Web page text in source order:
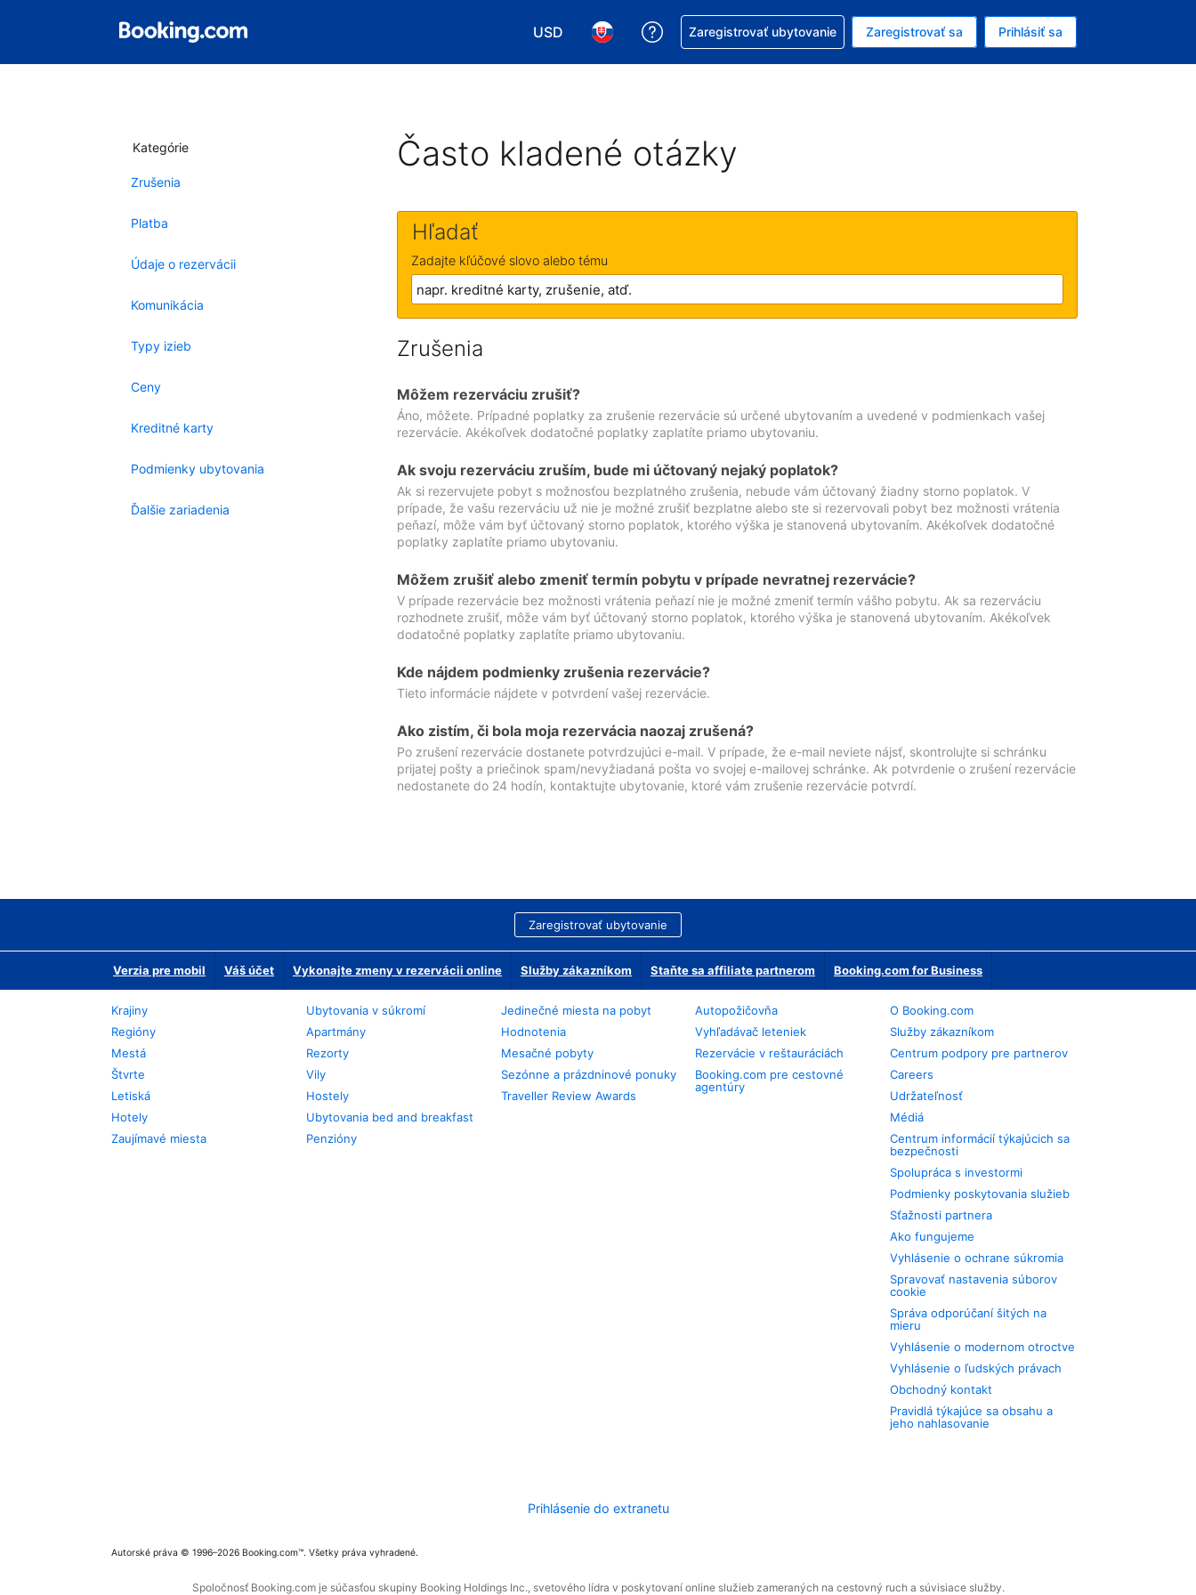
USD
Vybrať menu. Momentálne máte zvolenú menu Americký dolár
Vybrať jazyk. Momentálne máte zvolený jazyk V slovenčine
Získajte pomoc s rezerváciou
Zaregistrovať ubytovanie Zaregistrovať sa Prihlásiť sa
Kategórie
Zrušenia
Platba
Údaje o rezervácii
Komunikácia
Typy izieb
Ceny
Kreditné karty
Podmienky ubytovania
Ďalšie zariadenia
Často kladené otázky
Hľadať
Zadajte kľúčové slovo alebo tému
Zrušenia
Môžem rezerváciu zrušiť?
Áno, môžete. Prípadné poplatky za zrušenie rezervácie sú určené ubytovaním a uvedené v podmienkach vašej
rezervácie. Akékoľvek dodatočné poplatky zaplatíte priamo ubytovaniu.
Ak svoju rezerváciu zruším, bude mi účtovaný nejaký poplatok?
Ak si rezervujete pobyt s možnosťou bezplatného zrušenia, nebude vám účtovaný žiadny storno poplatok. V
prípade, že vašu rezerváciu už nie je možné zrušiť bezplatne alebo ste si rezervovali pobyt bez možnosti vrátenia
peňazí, môže vám byť účtovaný storno poplatok, ktorého výška je stanovená ubytovaním. Akékoľvek dodatočné
poplatky zaplatíte priamo ubytovaniu.
Môžem zrušiť alebo zmeniť termín pobytu v prípade nevratnej rezervácie?
V prípade rezervácie bez možnosti vrátenia peňazí nie je možné zmeniť termín vášho pobytu. Ak sa rezerváciu
rozhodnete zrušiť, môže vám byť účtovaný storno poplatok, ktorého výška je stanovená ubytovaním. Akékoľvek
dodatočné poplatky zaplatíte priamo ubytovaniu.
Kde nájdem podmienky zrušenia rezervácie?
Tieto informácie nájdete v potvrdení vašej rezervácie.
Ako zistím, či bola moja rezervácia naozaj zrušená?
Po zrušení rezervácie dostanete potvrdzujúci e-mail. V prípade, že e-mail neviete nájsť, skontrolujte si schránku
prijatej pošty a priečinok spam/nevyžiadaná pošta vo svojej e-mailovej schránke. Ak potvrdenie o zrušení rezervácie
nedostanete do 24 hodín, kontaktujte ubytovanie, ktoré vám zrušenie rezervácie potvrdí.
Zaregistrovať ubytovanie
Verzia pre mobil Váš účet Vykonajte zmeny v rezervácii online Služby zákazníkom Staňte sa affiliate partnerom Booking.com for Business
Krajiny
Regióny
Mestá
Štvrte
Letiská
Hotely
Zaujímavé miesta
Ubytovania v súkromí
Apartmány
Rezorty
Vily
Hostely
Ubytovania bed and breakfast
Penzióny
Jedinečné miesta na pobyt
Hodnotenia
Mesačné pobyty
Sezónne a prázdninové ponuky
Traveller Review Awards
Autopožičovňa
Vyhľadávač leteniek
Rezervácie v reštauráciách
Booking.com pre cestovné
agentúry
O Booking.com
Služby zákazníkom
Centrum podpory pre partnerov
Careers
Udržateľnosť
Médiá
Centrum informácií týkajúcich sa
bezpečnosti
Spolupráca s investormi
Podmienky poskytovania služieb
Sťažnosti partnera
Ako fungujeme
Vyhlásenie o ochrane súkromia
Spravovať nastavenia súborov
cookie
Správa odporúčaní šitých na
mieru
Vyhlásenie o modernom otroctve
Vyhlásenie o ľudských právach
Obchodný kontakt
Pravidlá týkajúce sa obsahu a
jeho nahlasovanie
Prihlásenie do extranetu
Autorské práva © 1996–2026 Booking.com™. Všetky práva vyhradené.
Spoločnosť Booking.com je súčasťou skupiny Booking Holdings Inc., svetového lídra v poskytovaní online služieb zameraných na cestovný ruch a súvisiace služby.